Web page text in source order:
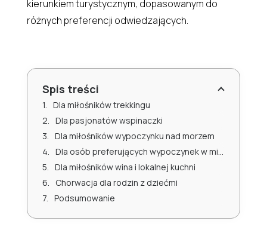
kierunkiem turystycznym, dopasowanym do
różnych preferencji odwiedzających.
Spis treści
Dla miłośników trekkingu
Dla pasjonatów wspinaczki
Dla miłośników wypoczynku nad morzem
Dla osób preferujących wypoczynek w miastach
Dla miłośników wina i lokalnej kuchni
Chorwacja dla rodzin z dziećmi
Podsumowanie